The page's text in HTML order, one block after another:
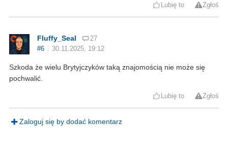
Lubię to Zgłoś
Fluffy_Seal
27
#6
30.11.2025, 19:12
Szkoda że wielu Brytyjczyków taką znajomością nie może się
pochwalić.
Lubię to Zgłoś
Zaloguj się by dodać komentarz